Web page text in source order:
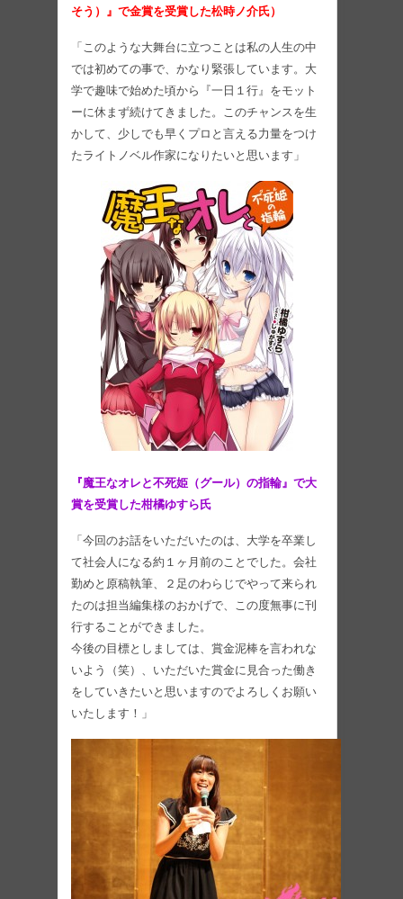
そう）』で金賞を受賞した松時ノ介氏）
「このような大舞台に立つことは私の人生の中
では初めての事で、かなり緊張しています。大
学で趣味で始めた頃から『一日１行』をモット
ーに休まず続けてきました。このチャンスを生
かして、少しでも早くプロと言える力量をつけ
たライトノベル作家になりたいと思います」
『魔王なオレと不死姫（グール）の指輪』で大
賞を受賞した柑橘ゆすら氏
「今回のお話をいただいたのは、大学を卒業し
て社会人になる約１ヶ月前のことでした。会社
勤めと原稿執筆、２足のわらじでやって来られ
たのは担当編集様のおかげで、この度無事に刊
行することができました。
今後の目標としましては、賞金泥棒を言われな
いよう（笑）、いただいた賞金に見合った働き
をしていきたいと思いますのでよろしくお願い
いたします！」